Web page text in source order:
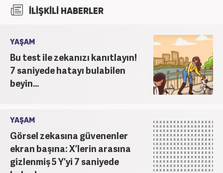
bağlı Haber7.com bünyesinde ‘SEO Editörü’
İLİŞKİLİ HABERLER
YAŞAM
Bu test ile zekanızı kanıtlayın!
7 saniyede hatayı bulabilen
beyin...
YAŞAM
Görsel zekasına güvenenler
ekran başına: X’lerin arasına
gizlenmiş 5 Y’yi 7 saniyede